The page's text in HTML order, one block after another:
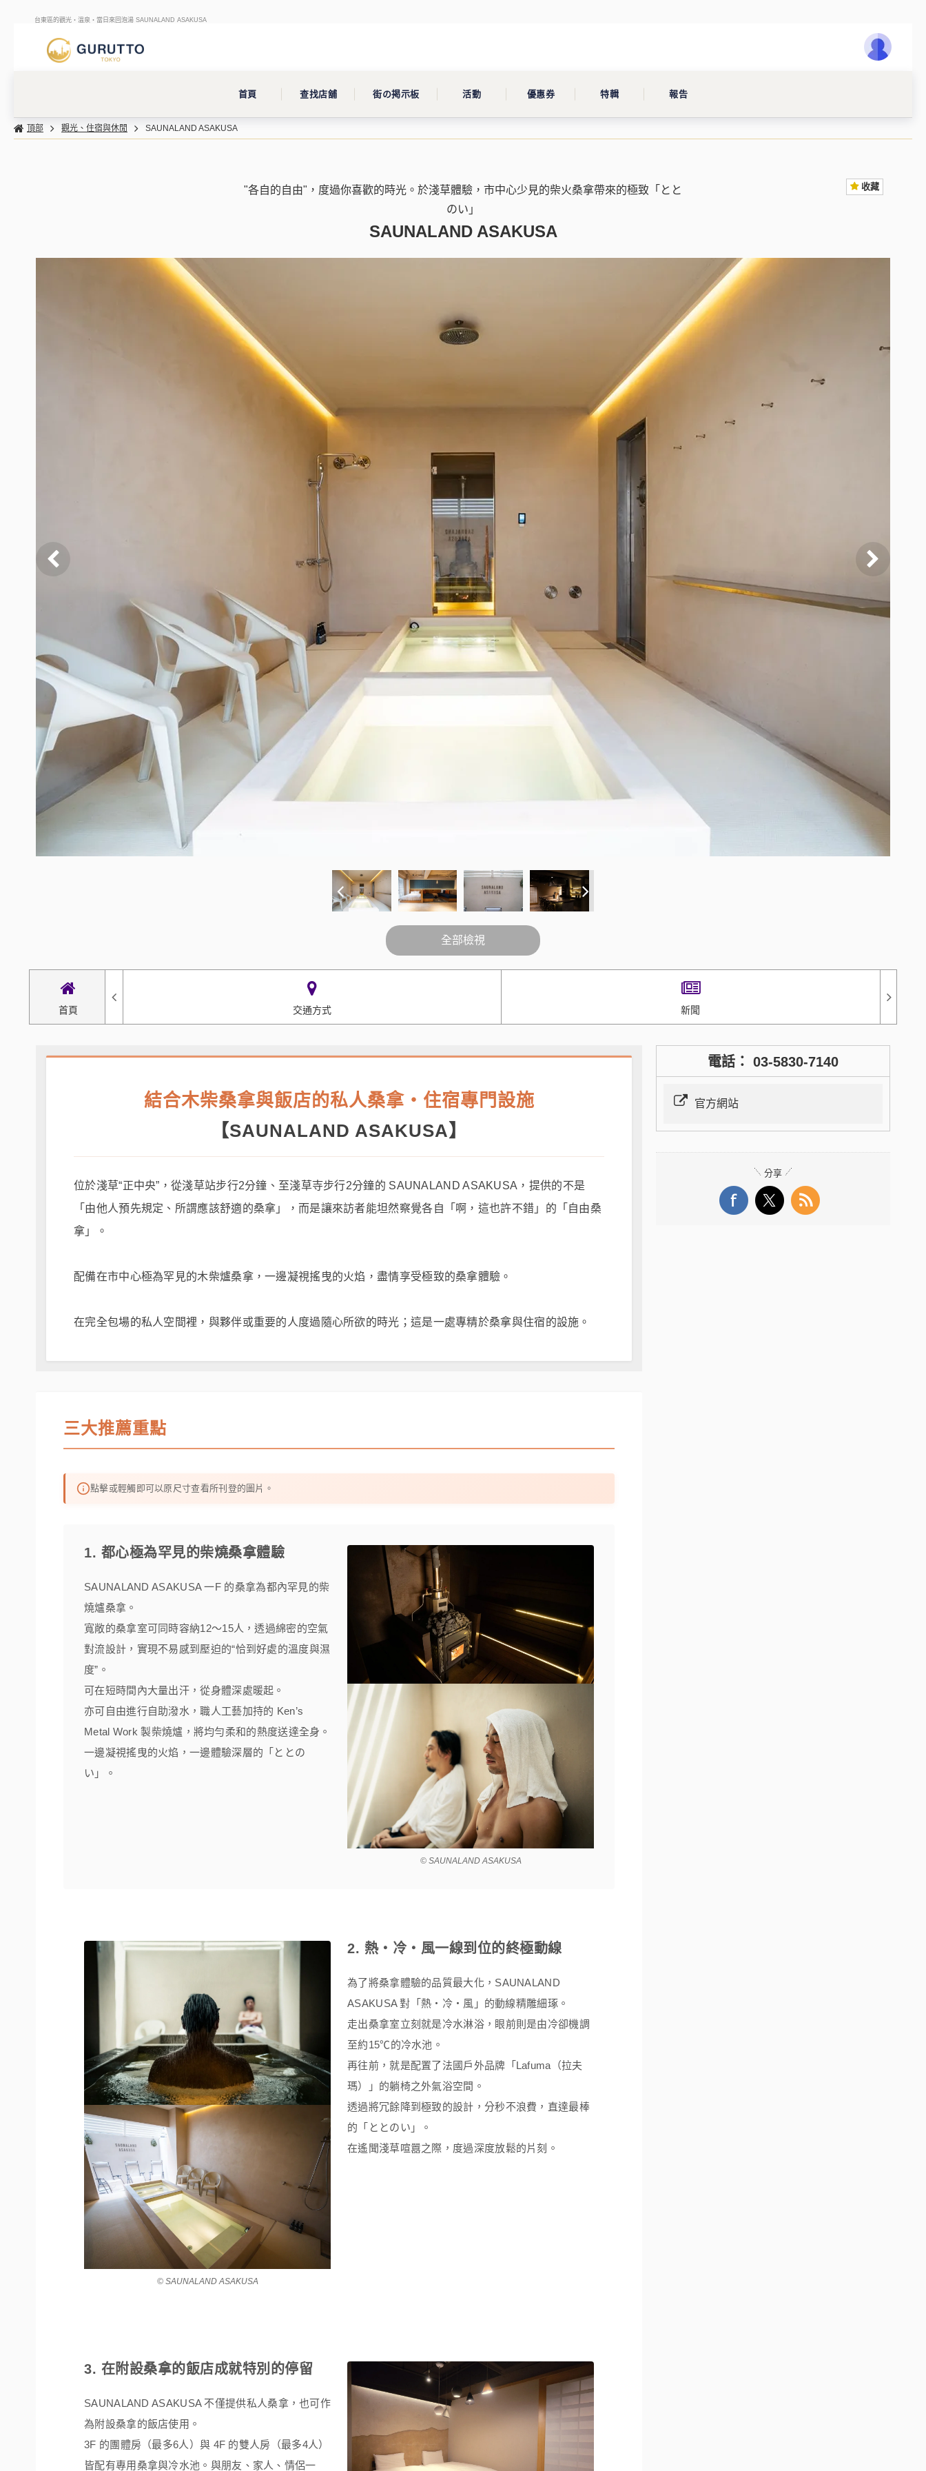
台東區的觀光・溫泉・當日來回泡湯 SAUNALAND ASAKUSA
首頁 查找店舖 街の掲示板 活動 優惠券 特輯 報告
頂部 觀光、住宿與休閒 SAUNALAND ASAKUSA
"各自的自由"，度過你喜歡的時光。於淺草體驗，市中心少見的柴火桑拿帶來的極致「とと
のい」
SAUNALAND ASAKUSA
收藏
全部檢視
首頁 交通方式 新聞
結合木柴桑拿與飯店的私人桑拿・住宿專門設施
【SAUNALAND ASAKUSA】
位於淺草“正中央”，從淺草站步行2分鐘、至淺草寺步行2分鐘的 SAUNALAND ASAKUSA，提供的不是
「由他人預先規定、所謂應該舒適的桑拿」，而是讓來訪者能坦然察覺各自「啊，這也許不錯」的「自由桑
拿」。
配備在市中心極為罕見的木柴爐桑拿，一邊凝視搖曳的火焰，盡情享受極致的桑拿體驗。
在完全包場的私人空間裡，與夥伴或重要的人度過隨心所欲的時光；這是一處專精於桑拿與住宿的設施。
三大推薦重點
點擊或輕觸即可以原尺寸查看所刊登的圖片。
1. 都心極為罕見的柴燒桑拿體驗
SAUNALAND ASAKUSA 一F 的桑拿為都內罕見的柴
燒爐桑拿。
寬敞的桑拿室可同時容納12～15人，透過綿密的空氣
對流設計，實現不易感到壓迫的“恰到好處的溫度與濕
度”。
可在短時間內大量出汗，從身體深處暖起。
亦可自由進行自助潑水，職人工藝加持的 Ken’s
Metal Work 製柴燒爐，將均勻柔和的熱度送達全身。
一邊凝視搖曳的火焰，一邊體驗深層的「ととの
い」。
© SAUNALAND ASAKUSA
2. 熱・冷・風一線到位的終極動線
為了將桑拿體驗的品質最大化，SAUNALAND
ASAKUSA 對「熱・冷・風」的動線精雕細琢。
走出桑拿室立刻就是冷水淋浴，眼前則是由冷卻機調
至約15℃的冷水池。
再往前，就是配置了法國戶外品牌「Lafuma（拉夫
瑪）」的躺椅之外氣浴空間。
透過將冗餘降到極致的設計，分秒不浪費，直達最棒
的「ととのい」。
在遙聞淺草喧囂之際，度過深度放鬆的片刻。
© SAUNALAND ASAKUSA
3. 在附設桑拿的飯店成就特別的停留
SAUNALAND ASAKUSA 不僅提供私人桑拿，也可作
為附設桑拿的飯店使用。
3F 的團體房（最多6人）與 4F 的雙人房（最多4人）
皆配有專用桑拿與冷水池。與朋友、家人、情侶一
電話： 03-5830-7140
官方網站
分享